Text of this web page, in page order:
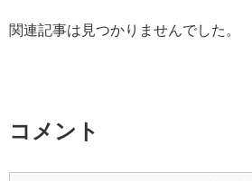
関連記事は見つかりませんでした。
コメント